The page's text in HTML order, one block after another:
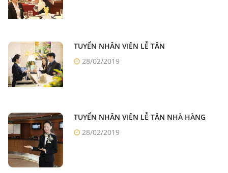
TUYỂN NHÂN VIÊN LỄ TÂN
28/02/2019
TUYỂN NHÂN VIÊN LỄ TÂN NHÀ HÀNG
28/02/2019